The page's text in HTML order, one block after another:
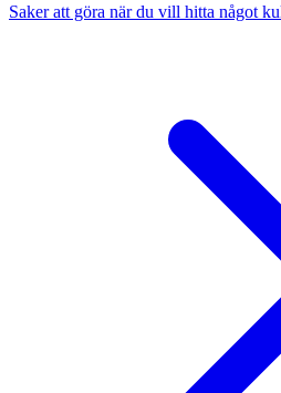
Saker att göra när du vill hitta något